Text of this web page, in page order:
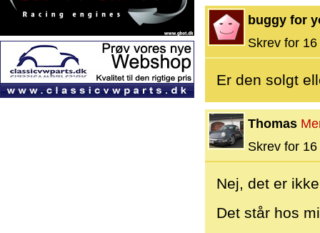
buggy for
Skrev for
Er den solgt
Thomas
Skrev for
Nej, det er
Det står hos